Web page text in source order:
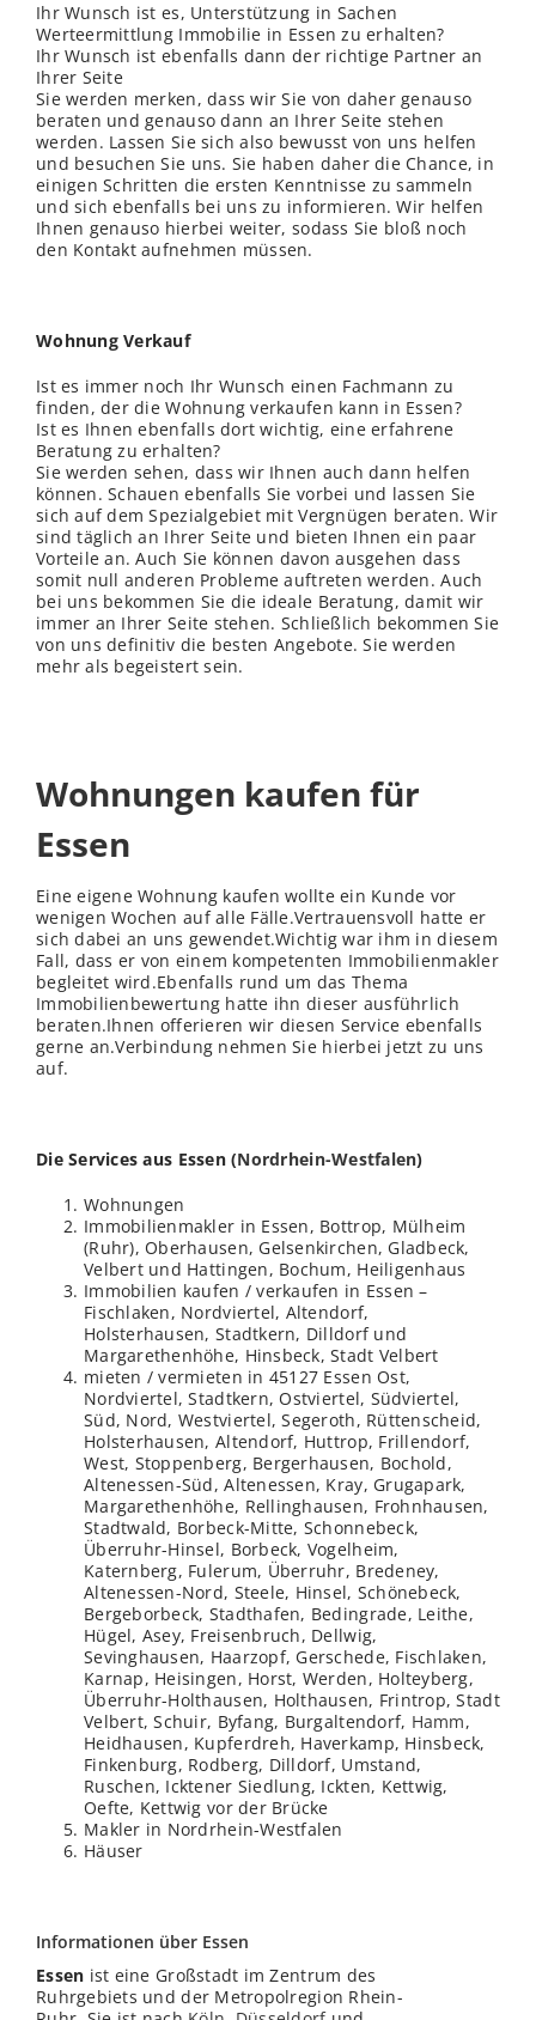
Ihr Wunsch ist es, Unterstützung in Sachen
Werteermittlung Immobilie in Essen zu erhalten?
Ihr Wunsch ist ebenfalls dann der richtige Partner an
Ihrer Seite
Sie werden merken, dass wir Sie von daher genauso
beraten und genauso dann an Ihrer Seite stehen
werden. Lassen Sie sich also bewusst von uns helfen
und besuchen Sie uns. Sie haben daher die Chance, in
einigen Schritten die ersten Kenntnisse zu sammeln
und sich ebenfalls bei uns zu informieren. Wir helfen
Ihnen genauso hierbei weiter, sodass Sie bloß noch
den Kontakt aufnehmen müssen.
Wohnung Verkauf
Ist es immer noch Ihr Wunsch einen Fachmann zu
finden, der die Wohnung verkaufen kann in Essen?
Ist es Ihnen ebenfalls dort wichtig, eine erfahrene
Beratung zu erhalten?
Sie werden sehen, dass wir Ihnen auch dann helfen
können. Schauen ebenfalls Sie vorbei und lassen Sie
sich auf dem Spezialgebiet mit Vergnügen beraten. Wir
sind täglich an Ihrer Seite und bieten Ihnen ein paar
Vorteile an. Auch Sie können davon ausgehen dass
somit null anderen Probleme auftreten werden. Auch
bei uns bekommen Sie die ideale Beratung, damit wir
immer an Ihrer Seite stehen. Schließlich bekommen Sie
von uns definitiv die besten Angebote. Sie werden
mehr als begeistert sein.
Wohnungen kaufen für
Essen
Eine eigene Wohnung kaufen wollte ein Kunde vor
wenigen Wochen auf alle Fälle.Vertrauensvoll hatte er
sich dabei an uns gewendet.Wichtig war ihm in diesem
Fall, dass er von einem kompetenten Immobilienmakler
begleitet wird.Ebenfalls rund um das Thema
Immobilienbewertung hatte ihn dieser ausführlich
beraten.Ihnen offerieren wir diesen Service ebenfalls
gerne an.Verbindung nehmen Sie hierbei jetzt zu uns
auf.
Die Services aus Essen (Nordrhein-Westfalen)
Wohnungen
Immobilienmakler in Essen, Bottrop, Mülheim
(Ruhr), Oberhausen, Gelsenkirchen, Gladbeck,
Velbert und Hattingen, Bochum, Heiligenhaus
Immobilien kaufen / verkaufen in Essen –
Fischlaken, Nordviertel, Altendorf,
Holsterhausen, Stadtkern, Dilldorf und
Margarethenhöhe, Hinsbeck, Stadt Velbert
mieten / vermieten in 45127 Essen Ost,
Nordviertel, Stadtkern, Ostviertel, Südviertel,
Süd, Nord, Westviertel, Segeroth, Rüttenscheid,
Holsterhausen, Altendorf, Huttrop, Frillendorf,
West, Stoppenberg, Bergerhausen, Bochold,
Altenessen-Süd, Altenessen, Kray, Grugapark,
Margarethenhöhe, Rellinghausen, Frohnhausen,
Stadtwald, Borbeck-Mitte, Schonnebeck,
Überruhr-Hinsel, Borbeck, Vogelheim,
Katernberg, Fulerum, Überruhr, Bredeney,
Altenessen-Nord, Steele, Hinsel, Schönebeck,
Bergeborbeck, Stadthafen, Bedingrade, Leithe,
Hügel, Asey, Freisenbruch, Dellwig,
Sevinghausen, Haarzopf, Gerschede, Fischlaken,
Karnap, Heisingen, Horst, Werden, Holteyberg,
Überruhr-Holthausen, Holthausen, Frintrop, Stadt
Velbert, Schuir, Byfang, Burgaltendorf, Hamm,
Heidhausen, Kupferdreh, Haverkamp, Hinsbeck,
Finkenburg, Rodberg, Dilldorf, Umstand,
Ruschen, Icktener Siedlung, Ickten, Kettwig,
Oefte, Kettwig vor der Brücke
Makler in Nordrhein-Westfalen
Häuser
Informationen über Essen
Essen ist eine Großstadt im Zentrum des
Ruhrgebiets und der Metropolregion Rhein-